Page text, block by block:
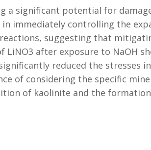
a significant potential for
immediately controlling the
suggesting that
after exposure to NaOH
reduced the stresses
of considering the specific
of kaolinite and the